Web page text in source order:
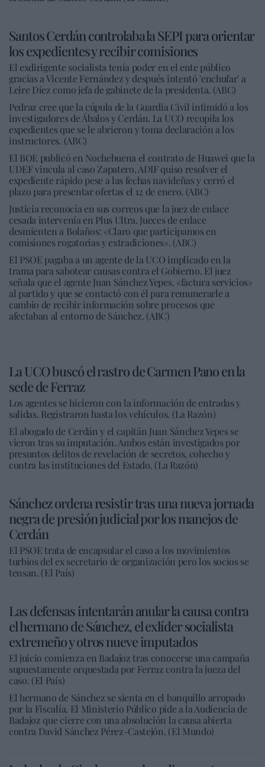
Santos Cerdán controlaba la SEPI para orientar
los expedientes y recibir comisiones
El exdirigente socialista tenía poder en el ente público
gracias a Vicente Fernández y después intentó 'enchufar' a
Leire Díez como jefa de gabinete de la presidenta. (ABC)
Pedraz cree que la cúpula de la Guardia Civil intimidó a los
investigadores de Ábalos y Cerdán. La UCO recopila los
expedientes que se le abrieron y toma declaración a los
instructores. (ABC)
El BOE publicó en Nochebuena el contrato de Huawei que la
UDEF vincula al caso Zapatero. ADIF quiso resolver el
expediente rápido pese a las fechas navideñas y cerró el
plazo para presentar ofertas el 12 de enero. (ABC)
Justicia reconocía en sus correos que la juez de enlace
cesada intervenía en Plus Ultra. Jueces de enlace
desmienten a Bolaños: «Claro que participamos en
comisiones rogatorias y extradiciones». (ABC)
El PSOE pagaba a un agente de la UCO implicado en la
trama para sabotear causas contra el Gobierno. El juez
señala que el agente Juan Sánchez Yepes. «factura servicios»
al partido y que se contactó con él para remunerarle a
cambio de recibir información sobre procesos que
afectaban al entorno de Sánchez. (ABC)
La UCO buscó el rastro de Carmen Pano en la
sede de Ferraz
Los agentes se hicieron con la información de entradas y
salidas. Registraron hasta los vehículos. (La Razón)
El abogado de Cerdán y el capitán Juan Sánchez Yepes se
vieron tras su imputación. Ambos están investigados por
presuntos delitos de revelación de secretos, cohecho y
contra las instituciones del Estado. (La Razón)
Sánchez ordena resistir tras una nueva jornada
negra de presión judicial por los manejos de
Cerdán
El PSOE trata de encapsular el caso a los movimientos
turbios del ex secretario de organización pero los socios se
tensan. (El País)
Las defensas intentarán anular la causa contra
el hermano de Sánchez, el exlíder socialista
extremeño y otros nueve imputados
El juicio comienza en Badajoz tras conocerse una campaña
supuestamente orquestada por Ferraz contra la jueza del
caso. (El País)
El hermano de Sánchez se sienta en el banquillo arropado
por la Fiscalía. El Ministerio Público pide a la Audiencia de
Badajoz que cierre con una absolución la causa abierta
contra David Sánchez Pérez-Castejón. (El Mundo)